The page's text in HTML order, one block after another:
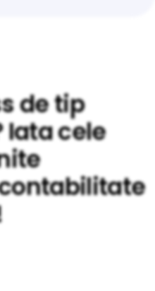
de tip
Iata cele